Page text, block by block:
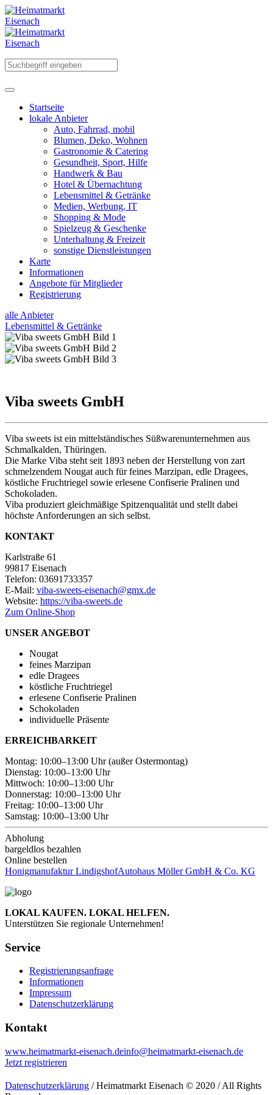
Startseite
lokale Anbieter
Auto, Fahrrad, mobil
Blumen, Deko, Wohnen
Gastronomie & Catering
Gesundheit, Sport, Hilfe
Handwerk & Bau
Hotel & Übernachtung
Lebensmittel & Getränke
Medien, Werbung, IT
Shopping & Mode
Spielzeug & Geschenke
Unterhaltung & Freizeit
sonstige Dienstleistungen
Karte
Informationen
Angebote für Mitglieder
Registrierung
alle Anbieter
Lebensmittel & Getränke
Viba sweets GmbH
Viba sweets ist ein mittelständisches Süßwarenunternehmen aus
Schmalkalden, Thüringen.
Die Marke Viba steht seit 1893 neben der Herstellung von zart
schmelzendem Nougat auch für feines Marzipan, edle Dragees,
köstliche Fruchtriegel sowie erlesene Confiserie Pralinen und
Schokoladen.
Viba produziert gleichmäßige Spitzenqualität und stellt dabei
höchste Anforderungen an sich selbst.
KONTAKT
Karlstraße 61
99817 Eisenach
Telefon: 03691733357
E-Mail: viba-sweets-eisenach@gmx.de
Website: https://viba-sweets.de
Zum Online-Shop
UNSER ANGEBOT
Nougat
feines Marzipan
edle Dragees
köstliche Fruchtriegel
erlesene Confiserie Pralinen
Schokoladen
individuelle Präsente
ERREICHBARKEIT
Montag: 10:00–13:00 Uhr (außer Ostermontag)
Dienstag: 10:00–13:00 Uhr
Mittwoch: 10:00–13:00 Uhr
Donnerstag: 10:00–13:00 Uhr
Freitag: 10:00–13:00 Uhr
Samstag: 10:00–13:00 Uhr
Abholung
bargeldlos bezahlen
Online bestellen
Honigmanufaktur LindigshofAutohaus Möller GmbH & Co. KG
LOKAL KAUFEN. LOKAL HELFEN.
Unterstützen Sie regionale Unternehmen!
Service
Registrierungsanfrage
Informationen
Impressum
Datenschutzerklärung
Kontakt
www.heimatmarkt-eisenach.deinfo@heimatmarkt-eisenach.de
Jetzt registrieren
Datenschutzerklärung / Heimatmarkt Eisenach © 2020 / All Rights